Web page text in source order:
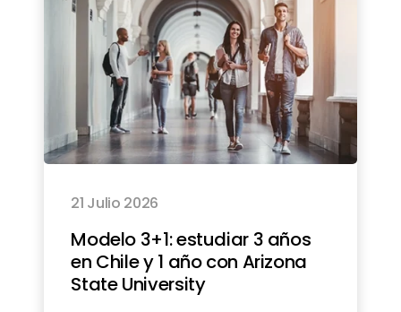
21 Julio 2026
Modelo 3+1: estudiar 3 años
en Chile y 1 año con Arizona
State University